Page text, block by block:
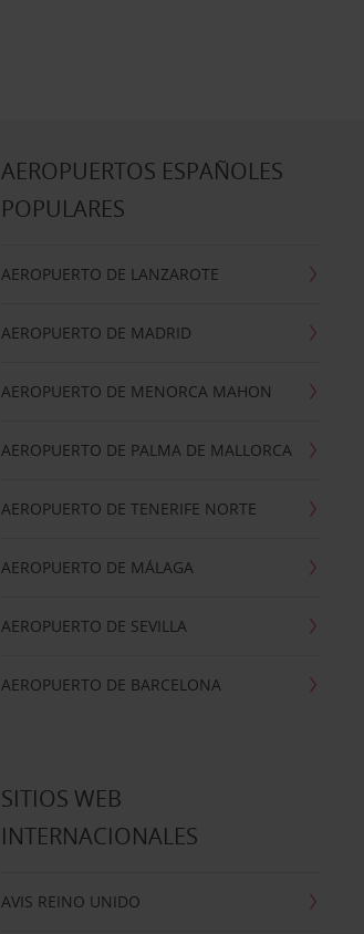
AEROPUERTOS ESPAÑOLES
POPULARES
AEROPUERTO DE LANZAROTE
AEROPUERTO DE MADRID
AEROPUERTO DE MENORCA MAHON
AEROPUERTO DE PALMA DE MALLORCA
AEROPUERTO DE TENERIFE NORTE
AEROPUERTO DE MÁLAGA
AEROPUERTO DE SEVILLA
AEROPUERTO DE BARCELONA
SITIOS WEB
INTERNACIONALES
AVIS REINO UNIDO